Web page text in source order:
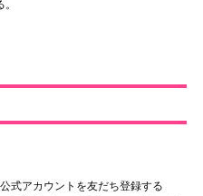
式アカウントを友だち登録する